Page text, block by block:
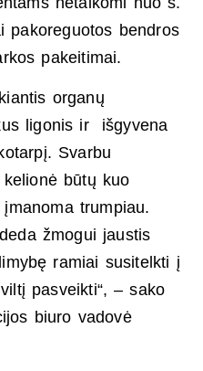
pakoreguotos bendros
pakeitimai.
organų
ligonis ir išgyvena
Svarbu
būtų kuo
trumpiau.
žmogui jaustis
ramiai susitelkti į
pasveikti“, – sako
biuro vadovė